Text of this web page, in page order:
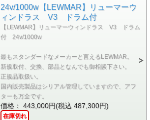
24v/1000w【LEWMAR】リューマーウ
ィンドラス V3 ドラム付
【LEWMAR】リューマーウィンドラス V3 ドラム
付 24v/1000w
最もスタンダードなメーカーと言えるLEWMAR。
新規取付、交換、部品となんでも御相談下さい。
正規品取扱い。
国内販売製品はシリアル管理していますので、アフ
ターも万全です。
価格： 443,000円(税込 487,300円)
在庫切れ